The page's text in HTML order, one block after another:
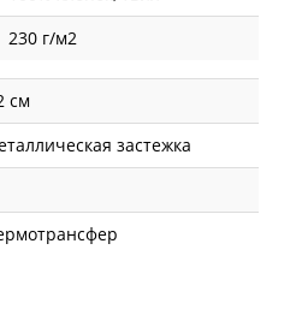
230 г/м2
см
застежка